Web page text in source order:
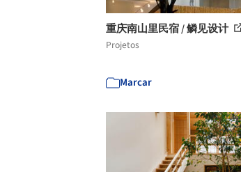
重庆南山里民宿 / 鳞见设计
Projetos
Marcar